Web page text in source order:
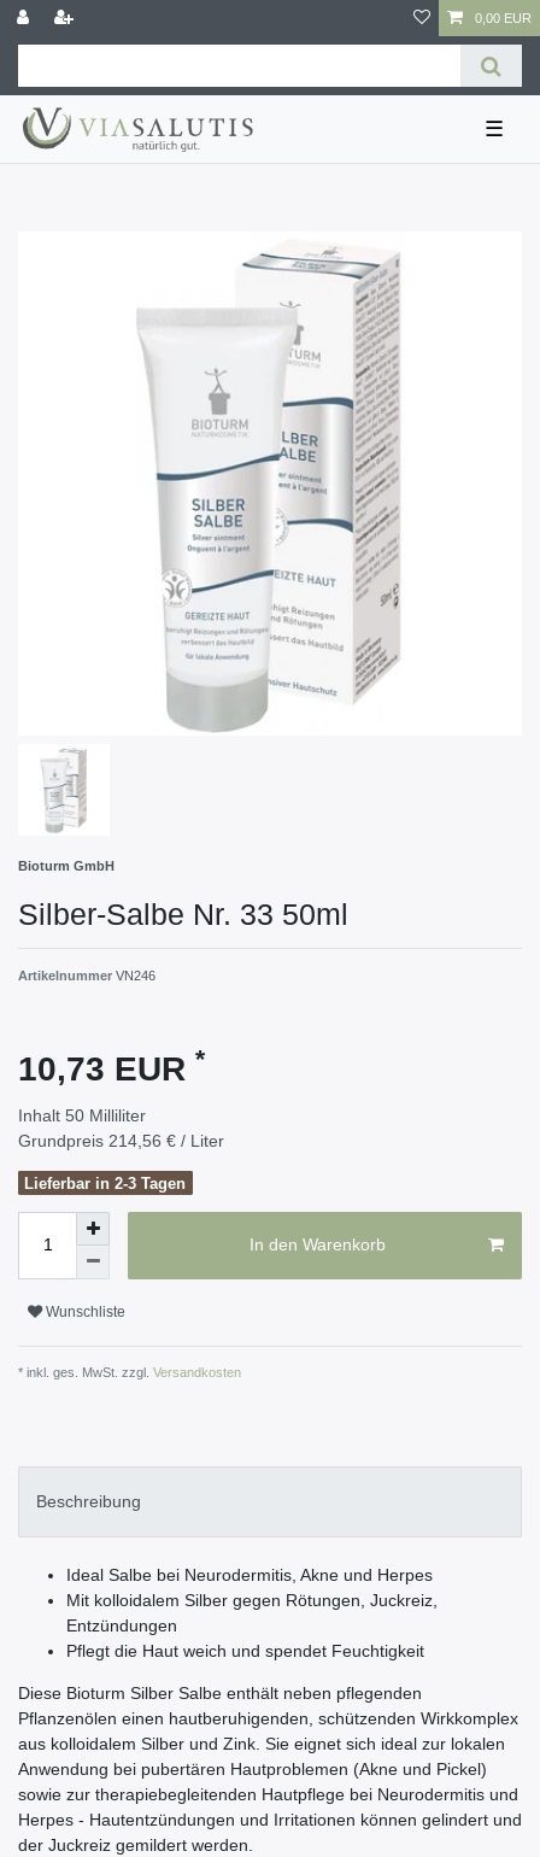
0,00 EUR
☰
Bioturm GmbH
Silber-Salbe Nr. 33 50ml
Artikelnummer VN246
10,73 EUR *
Inhalt 50 Milliliter
Grundpreis 214,56 € / Liter
Lieferbar in 2-3 Tagen
In den Warenkorb
Wunschliste
* inkl. ges. MwSt. zzgl. Versandkosten
Beschreibung
Ideal Salbe bei Neurodermitis, Akne und Herpes
Mit kolloidalem Silber gegen Rötungen, Juckreiz,
Entzündungen
Pflegt die Haut weich und spendet Feuchtigkeit
Diese Bioturm Silber Salbe enthält neben pflegenden
Pflanzenölen einen hautberuhigenden, schützenden Wirkkomplex
aus kolloidalem Silber und Zink. Sie eignet sich ideal zur lokalen
Anwendung bei pubertären Hautproblemen (Akne und Pickel)
sowie zur therapiebegleitenden Hautpflege bei Neurodermitis und
Herpes - Hautentzündungen und Irritationen können gelindert und
der Juckreiz gemildert werden.